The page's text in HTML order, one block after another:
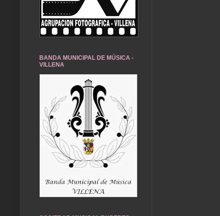
BANDA MUNICIPAL DE MÚSICA -
VILLENA